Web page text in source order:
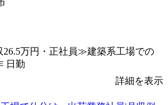
万円・正社員≫建築系工場での
日勤
詳細を表示